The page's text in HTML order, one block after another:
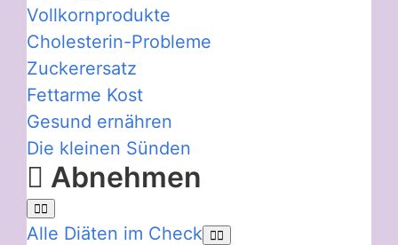
Vollkornprodukte
Cholesterin-Probleme
Zuckerersatz
Fettarme Kost
Gesund ernähren
Die kleinen Sünden
Abnehmen
Alle Diäten im Check